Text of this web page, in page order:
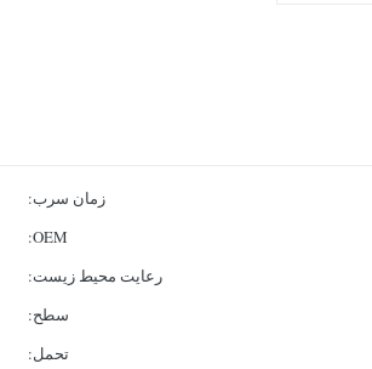
زمان سرب:
OEM:
رعایت محیط زیست:
سطح:
تحمل: